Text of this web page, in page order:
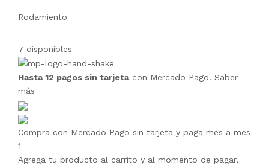
Rodamiento
7 disponibles
Hasta 12 pagos sin tarjetacon Mercado Pago. Saber
más
Compra con Mercado Pago sin tarjeta y paga mes a mes
1
Agrega tu producto al carrito y al momento de pagar,